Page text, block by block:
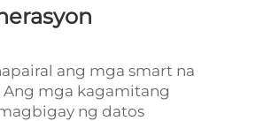
ang mga smart na
Ang mga kagamitang
ng datos